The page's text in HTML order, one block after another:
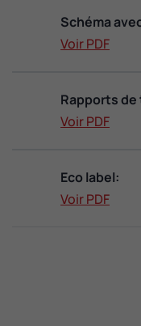
Schéma
Voir PDF
Rapports
Voir PDF
Eco label:
Voir PDF